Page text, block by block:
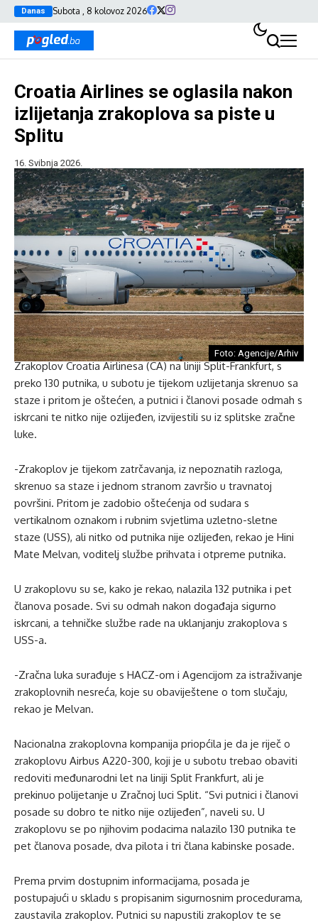
Danas Subota , 8 kolovoz 2026
Croatia Airlines se oglasila nakon
izlijetanja zrakoplova sa piste u
Splitu
16. Svibnja 2026.
Foto: Agencije/Arhiv
Zrakoplov Croatia Airlinesa (CA) na liniji Split-Frankfurt, s
preko 130 putnika, u subotu je tijekom uzlijetanja skrenuo sa
staze i pritom je oštećen, a putnici i članovi posade odmah s
iskrcani te nitko nije ozlijeđen, izvijestili su iz splitske zračne
luke.
-Zrakoplov je tijekom zatrčavanja, iz nepoznatih razloga,
skrenuo sa staze i jednom stranom završio u travnatoj
površini. Pritom je zadobio oštećenja od sudara s
vertikalnom oznakom i rubnim svjetlima uzletno-sletne
staze (USS), ali nitko od putnika nije ozlijeđen, rekao je Hini
Mate Melvan, voditelj službe prihvata i otpreme putnika.
U zrakoplovu su se, kako je rekao, nalazila 132 putnika i pet
članova posade. Svi su odmah nakon događaja sigurno
iskrcani, a tehničke službe rade na uklanjanju zrakoplova s
USS-a.
-Zračna luka surađuje s HACZ-om i Agencijom za istraživanje
zrakoplovnih nesreća, koje su obaviještene o tom slučaju,
rekao je Melvan.
Nacionalna zrakoplovna kompanija priopćila je da je riječ o
zrakoplovu Airbus A220-300, koji je u subotu trebao obaviti
redoviti međunarodni let na liniji Split Frankfurt, ali je
prekinuo polijetanje u Zračnoj luci Split. “Svi putnici i članovi
posade su dobro te nitko nije ozlijeđen”, naveli su. U
zrakoplovu se po njihovim podacima nalazilo 130 putnika te
pet članova posade, dva pilota i tri člana kabinske posade.
Prema prvim dostupnim informacijama, posada je
postupajući u skladu s propisanim sigurnosnim procedurama,
zaustavila zrakoplov. Putnici su napustili zrakoplov te se